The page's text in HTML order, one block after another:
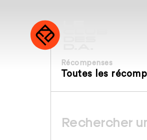
Récompenses
Toutes les